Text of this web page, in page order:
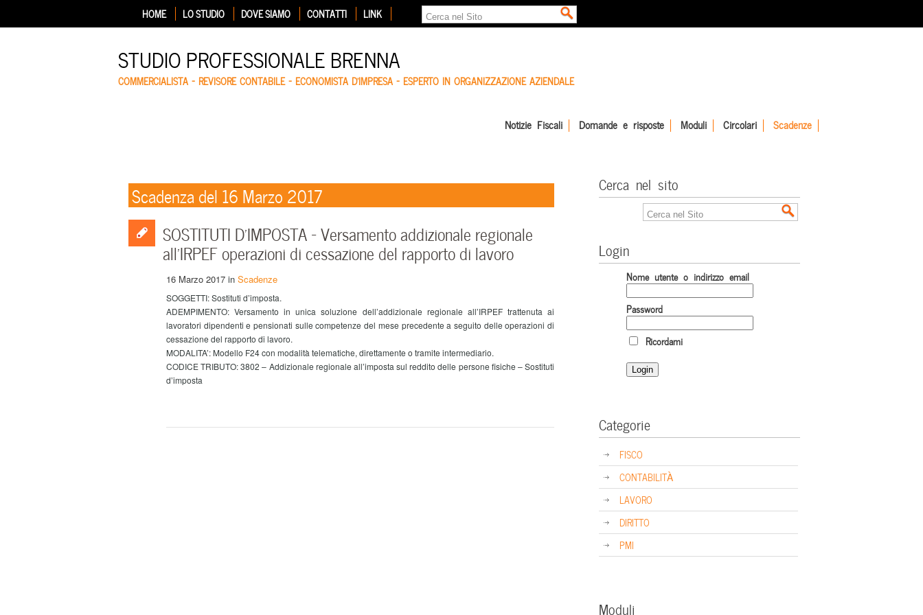
HOME LO STUDIO DOVE SIAMO CONTATTI LINK
STUDIO PROFESSIONALE BRENNA
COMMERCIALISTA – REVISORE CONTABILE – ECONOMISTA D'IMPRESA – ESPERTO IN ORGANIZZAZIONE AZIENDALE
Notizie Fiscali Domande e risposte Moduli Circolari Scadenze
Scadenza del 16 Marzo 2017
SOSTITUTI D’IMPOSTA – Versamento addizionale regionale
all’IRPEF operazioni di cessazione del rapporto di lavoro
16 Marzo 2017 in Scadenze
SOGGETTI: Sostituti d’imposta.
ADEMPIMENTO: Versamento in unica soluzione dell’addizionale regionale all’IRPEF trattenuta ai
lavoratori dipendenti e pensionati sulle competenze del mese precedente a seguito delle operazioni di
cessazione del rapporto di lavoro.
MODALITA’: Modello F24 con modalità telematiche, direttamente o tramite intermediario.
CODICE TRIBUTO: 3802 – Addizionale regionale all’imposta sul reddito delle persone fisiche – Sostituti
d’imposta
Cerca nel sito
Login
Nome utente o indirizzo email
Password
Ricordami
Categorie
FISCO
CONTABILITÀ
LAVORO
DIRITTO
PMI
Moduli